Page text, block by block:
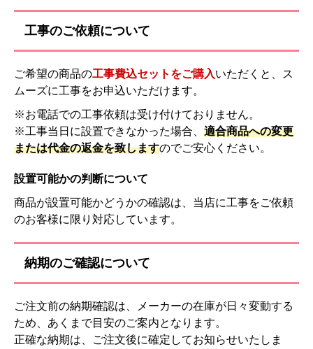
工事のご依頼について
ご希望の商品の工事費込セットをご購入いただくと、ス
ムーズに工事をお申込いただけます。
※お電話での工事依頼は受け付けておりません。
※工事当日に設置できなかった場合、 適合商品への変更
または代金の返金を致しますのでご安心ください。
設置可能かの判断について
商品が設置可能かどうかの確認は、当店に工事をご依頼
のお客様に限り対応しています。
納期のご確認について
ご注文前の納期確認は、メーカーの在庫が日々変動する
ため、あくまで目安のご案内となります。
正確な納期は、ご注文後に確定してお知らせいたしま